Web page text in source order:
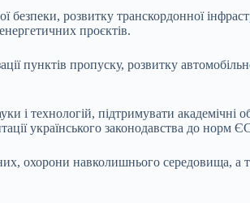
розвитку транскордонної
проєктів.
пунктів пропуску, розвитку
і технологій, підтримувати академічні
українського законодавства до норм
охорони навколишнього середовища, а